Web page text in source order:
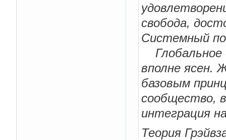
свобода,
Системный
Глобальное
вполне ясен.
базовым
сообщество,
интеграция
Теория